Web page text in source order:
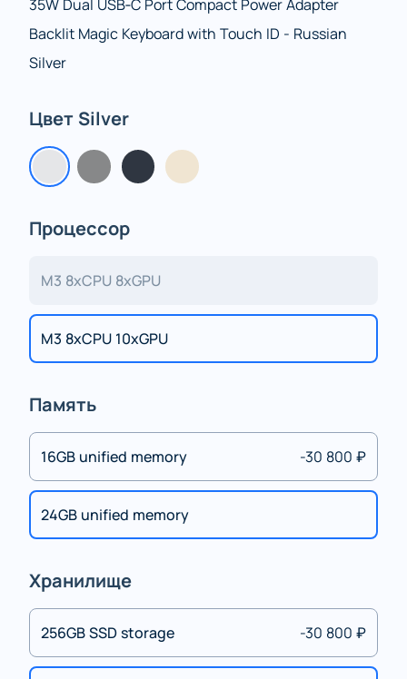
35W Dual USB‑C Port Compact Power Adapter
Backlit Magic Keyboard with Touch ID - Russian
Silver
Цвет Silver
Процессор
M3 8xCPU 8xGPU
M3 8xCPU 10xGPU
Память
16GB unified memory -30 800 ₽
24GB unified memory
Хранилище
256GB SSD storage -30 800 ₽